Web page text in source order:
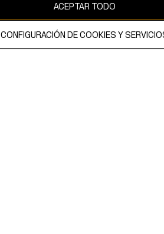
ACEPTAR TODO
CONFIGURACIÓN DE COOKIES Y